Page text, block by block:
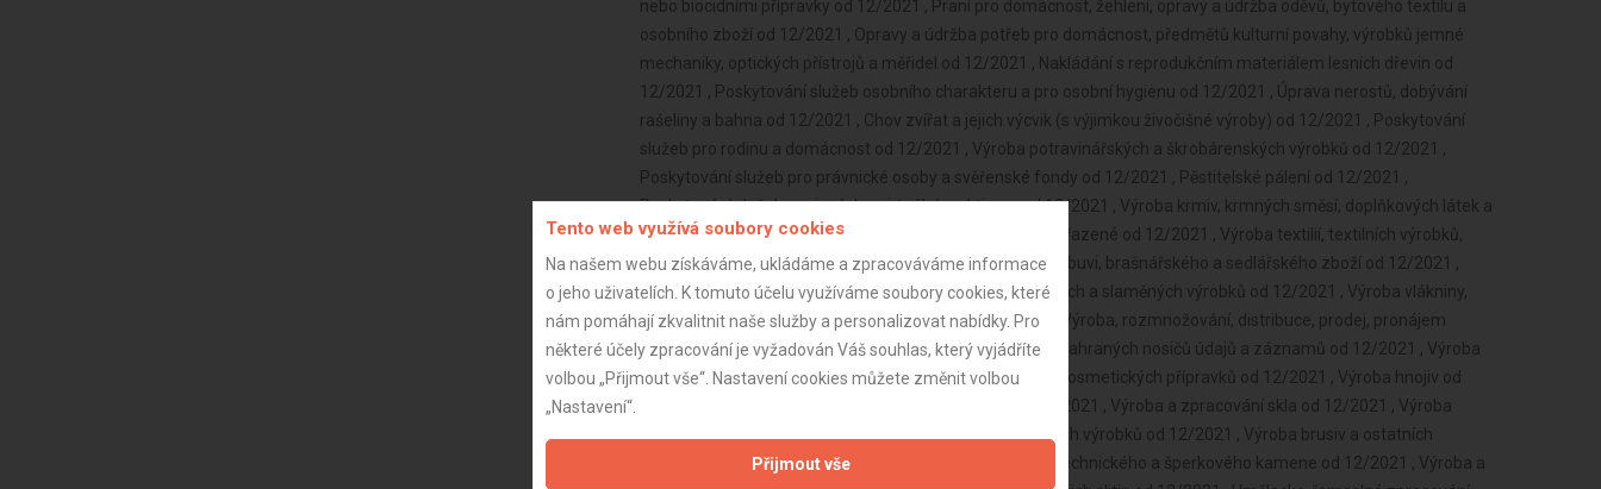
Tento web využívá soubory cookies
Na našem webu získáváme, ukládáme a zpracováváme informace
o jeho uživatelích. K tomuto účelu využíváme soubory cookies, které
nám pomáhají zkvalitnit naše služby a personalizovat nabídky. Pro
některé účely zpracování je vyžadován Váš souhlas, který vyjádříte
volbou „Přijmout vše“. Nastavení cookies můžete změnit volbou
„Nastavení“.
Přijmout vše